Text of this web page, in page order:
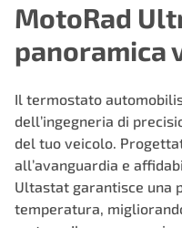
MotoRad
panoramica
Il termostato
dell’ingegneria di
del tuo veicolo.
all’avanguardia e
Ultastat garantisce una
temperatura,